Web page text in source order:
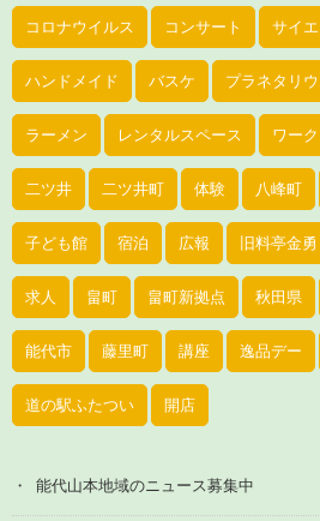
コロナウイルス コンサート サイ
ハンドメイド バスケ プラネタリ
ラーメン レンタルスペース ワー
二ツ井 二ツ井町 体験 八峰町
子ども館 宿泊 広報 旧料亭金勇
求人 畠町 畠町新拠点 秋田県
能代市 藤里町 講座 逸品デー
道の駅ふたつい 開店
能代山本地域のニュース募集中